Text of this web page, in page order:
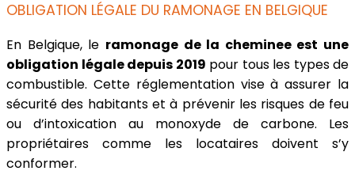
OBLIGATION LÉGALE DU RAMONAGE EN BELGIQUE
En Belgique, le ramonage de la cheminee est une
obligation légale depuis 2019 pour tous les types de
combustible. Cette réglementation vise à assurer la
sécurité des habitants et à prévenir les risques de feu
ou d’intoxication au monoxyde de carbone. Les
propriétaires comme les locataires doivent s’y
conformer.